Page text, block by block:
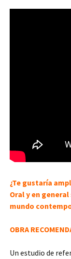
¿Te gustaría
Oral y en
mundo
OBRA
Un estudio de